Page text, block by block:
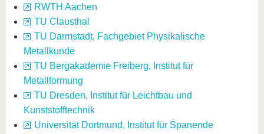
RWTH Aachen
TU Clausthal
TU Darmstadt, Fachgebiet Physikalische
Metallkunde
TU Bergakademie Freiberg, Institut für
Metallformung
TU Dresden, Institut für Leichtbau und
Kunststofftechnik
Universität Dortmund, Institut für Spanende